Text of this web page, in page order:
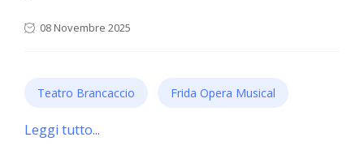
08 Novembre 2025
Teatro Brancaccio Frida Opera Musical
Leggi tutto...